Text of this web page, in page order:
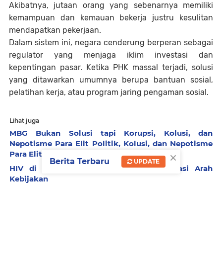
Akibatnya, jutaan orang yang sebenarnya memiliki
kemampuan dan kemauan bekerja justru kesulitan
mendapatkan pekerjaan.
Dalam sistem ini, negara cenderung berperan sebagai
regulator yang menjaga iklim investasi dan
kepentingan pasar. Ketika PHK massal terjadi, solusi
yang ditawarkan umumnya berupa bantuan sosial,
pelatihan kerja, atau program jaring pengaman sosial.
Lihat juga
MBG Bukan Solusi tapi Korupsi, Kolusi, dan
Nepotisme Para Elit Politik, Kolusi, dan Nepotisme
Para Elit Politik
HIV di Kalangan Pelajar, Saatnya Evaluasi Arah
Kebijakan
×
Berita Terbaru UPDATE